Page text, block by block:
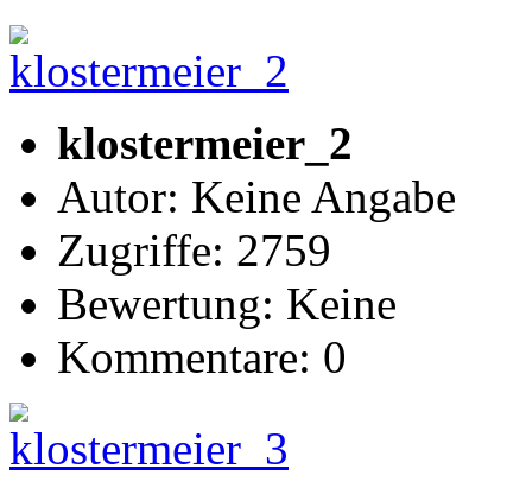
klostermeier_2
Autor: Keine Angabe
Zugriffe: 2759
Bewertung: Keine
Kommentare: 0